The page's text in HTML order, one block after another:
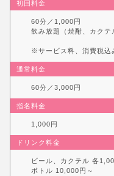
初回料金
60分／1,000円
飲み放題（焼酎、カクテ
※サービス料、消費税込
通常料金
60分／3,000円
指名料金
1,000円
ドリンク料金
ビール、カクテル 各
ボトル 10,000円～